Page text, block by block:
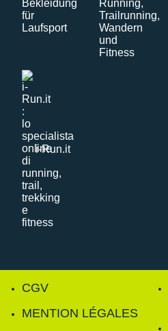
i-Run.it
CGV
MENTION LÉGALES